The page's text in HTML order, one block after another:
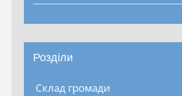
Розділи
Склад громади